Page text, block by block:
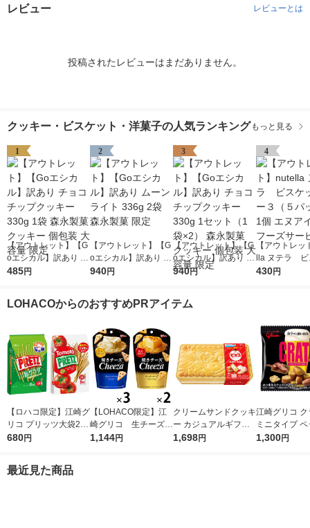
レビュー レビューとは
投稿されたレビューはまだありません。
クッキー・ビスケット・洋菓子の人気ランキング もっと見る
1
【アウトレット】【G
oエシカル】訳あり チ
ョコチップクッキー 3
限定
485円
2
【アウトレット】【G
oエシカル】訳あり ム
ーンライト 336g 2袋
940円
3
【アウトレット】【G
oエシカル】訳あり チ
ョコチップクッキー 3
ー 個包装 大容量 限定
940円
4
【アウトレ
lla ヌテラ ビ
トＴー３（５
430円
LOHACOからのおすすめPRアイテム
【ロハコ限定】江崎グ
リコ プリッツ大袋2種
セット（旨サラダ、熟
菓子 おつまみ
680円
【LOHACO限定】江
崎グリコ 生チーズの
チーザ 2種アソートセ
1,144円
クリームサンドクッキ
ー カジュアルギフト
ビスコ GIFTBOX 1
1,698円
江崎グリコ ク
ミニタイプ
ベーコン
1,300円
最近見た商品